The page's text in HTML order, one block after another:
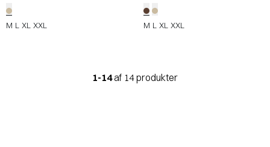
M L XL XXL M L XL XXL
1-14af 14 produkter